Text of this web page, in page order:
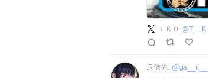
ＴＫＯ @
返信先: @ga__ri__